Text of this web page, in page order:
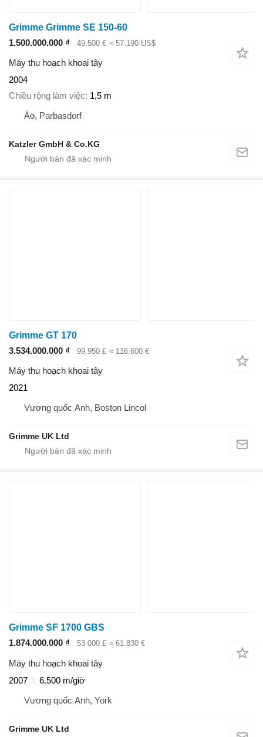
Grimme Grimme SE 150-60
1.500.000.000 ₫
49.500 € ≈ 57.190 US$
Máy thu hoạch khoai tây
2004
Chiều rộng làm việc 1,5 m
Áo, Parbasdorf
Katzler GmbH & Co.KG
Grimme GT 170
3.534.000.000 ₫
99.950 £ ≈ 116.600 €
Máy thu hoạch khoai tây
2021
Vương quốc Anh, Boston Lincol
Grimme UK Ltd
Grimme SF 1700 GBS
1.874.000.000 ₫
53.000 £ ≈ 61.830 €
Máy thu hoạch khoai tây
2007
6.500 m/giờ
Vương quốc Anh, York
Grimme UK Ltd